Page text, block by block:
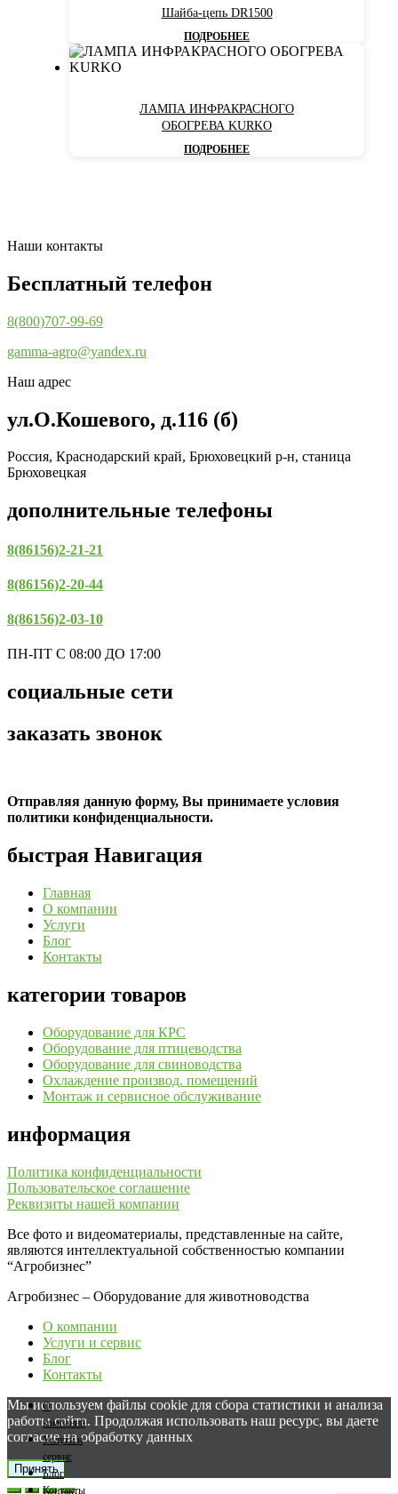
Шайба-цепь DR1500
ПОДРОБНЕЕ
ЛАМПА ИНФРАКРАСНОГО
ОБОГРЕВА KURKO
ПОДРОБНЕЕ
Наши контакты
Бесплатный телефон
8(800)707-99-69
gamma-agro@yandex.ru
Наш адрес
ул.О.Кошевого, д.116 (б)
Россия, Краснодарский край, Брюховецкий р-н, станица
Брюховецкая
дополнительные телефоны
8(86156)2-21-21
8(86156)2-20-44
8(86156)2-03-10
ПН-ПТ С 08:00 ДО 17:00
социальные сети
заказать звонок
Отправляя данную форму, Вы принимаете условия
политики конфиденциальности.
быстрая Навигация
Главная
О компании
Услуги
Блог
Контакты
категории товаров
Оборудование для КРС
Оборудование для птицеводства
Оборудование для свиноводства
Охлаждение производ. помещений
Монтаж и сервисное обслуживание
информация
Политика конфиденциальности
Пользовательское соглашение
Реквизиты нашей компании
Все фото и видеоматериалы, представленные на сайте,
являются интеллектуальной собственностью компании
“Агробизнес”
Агробизнес – Оборудование для животноводства
О компании
Услуги и сервис
Блог
Контакты
О
компании
Услуги и
сервис
Блог
Контакты
Мы используем файлы cookie для сбора статистики и анализа
работы сайта. Продолжая использовать наш ресурс, вы даете
согласие на обработку данных
Принять